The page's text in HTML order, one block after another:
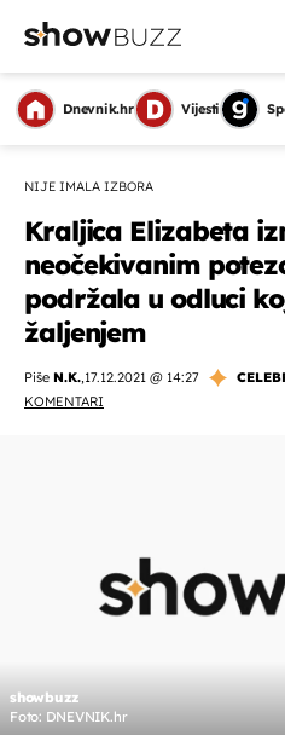
Dnevnik.hr Vijesti
NIJE IMALA IZBORA
Kraljica Elizabeta
neočekivanim
podržala u odluci
žaljenjem
Piše N.K.,17.12.2021 @ 14:27
KOMENTARI
showbuzz
Foto: DNEVNIK.hr